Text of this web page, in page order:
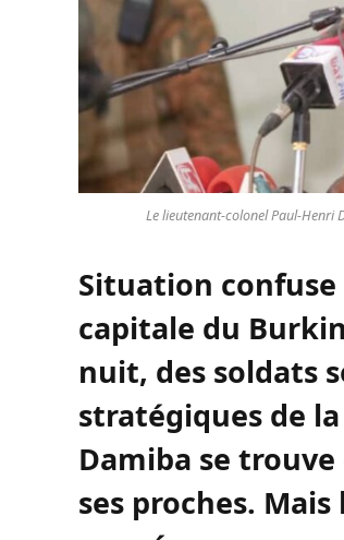
Le lieutenant-colonel Paul-Henri
Situation
capitale du
nuit, des soldats
stratégiques de
Damiba se
ses proches.